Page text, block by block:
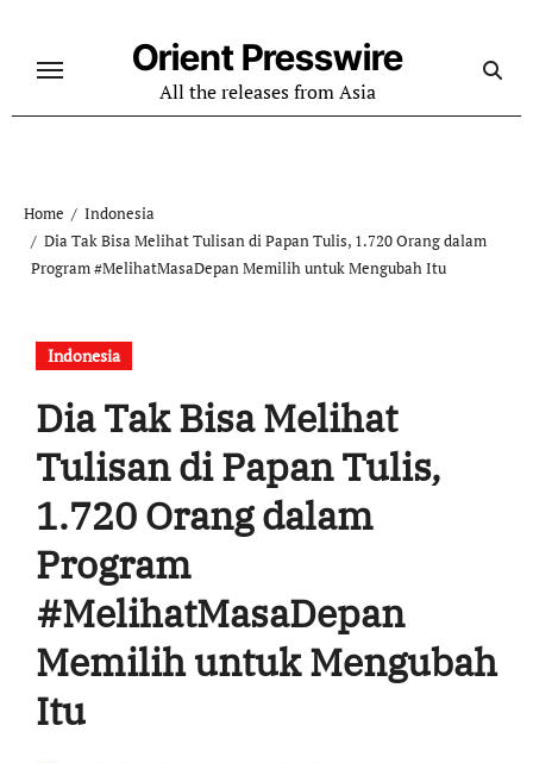
content
Orient Presswire
All the releases from Asia
Home
Indonesia
Dia Tak Bisa Melihat Tulisan di Papan Tulis, 1.720 Orang dalam
Program #MelihatMasaDepan Memilih untuk Mengubah Itu
Indonesia
Dia Tak Bisa Melihat
Tulisan di Papan Tulis,
1.720 Orang dalam
Program
#MelihatMasaDepan
Memilih untuk Mengubah
Itu